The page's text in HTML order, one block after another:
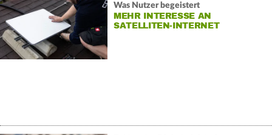
Was Nutzer begeistert
MEHR INTERESSE AN
SATELLITEN-INTERNET